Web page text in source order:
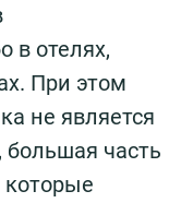
в отелях,
При этом
не является
часть
которые